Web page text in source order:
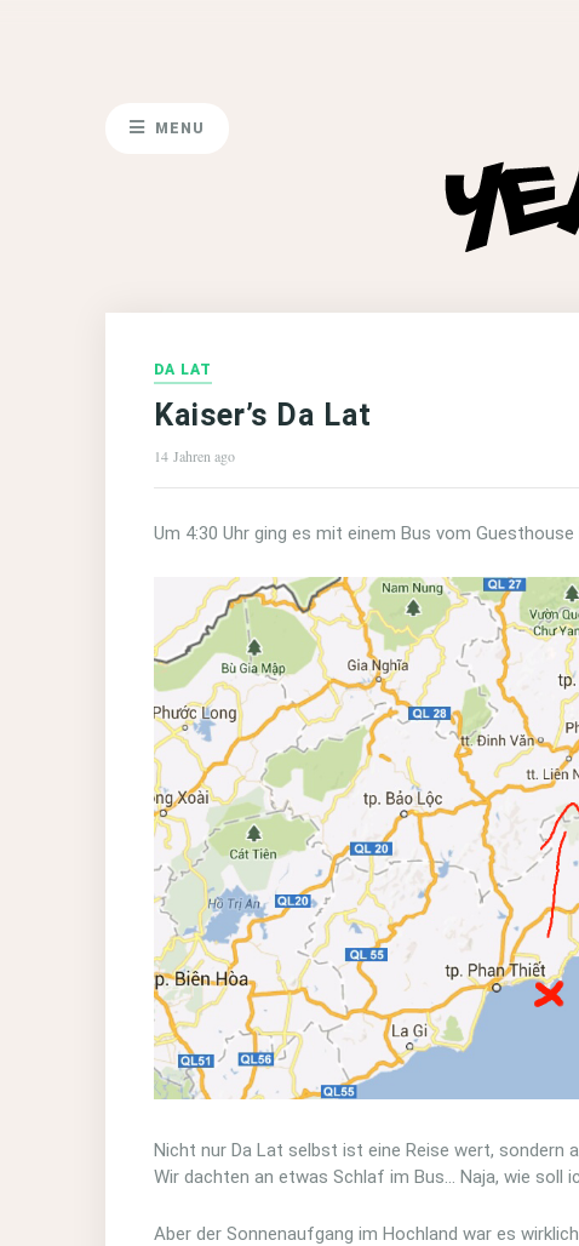
MENU
DA LAT
Kaiser’s Da Lat
14 Jahren ago
Um 4:30 Uhr ging es mit einem Bus vom
Nicht nur Da Lat selbst ist eine Reise wert, sondern
Wir dachten an etwas Schlaf im Bus… Naja, wie soll
Aber der Sonnenaufgang im Hochland war es